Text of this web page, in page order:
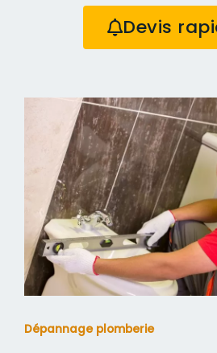
Devis
Dépannage plomberie